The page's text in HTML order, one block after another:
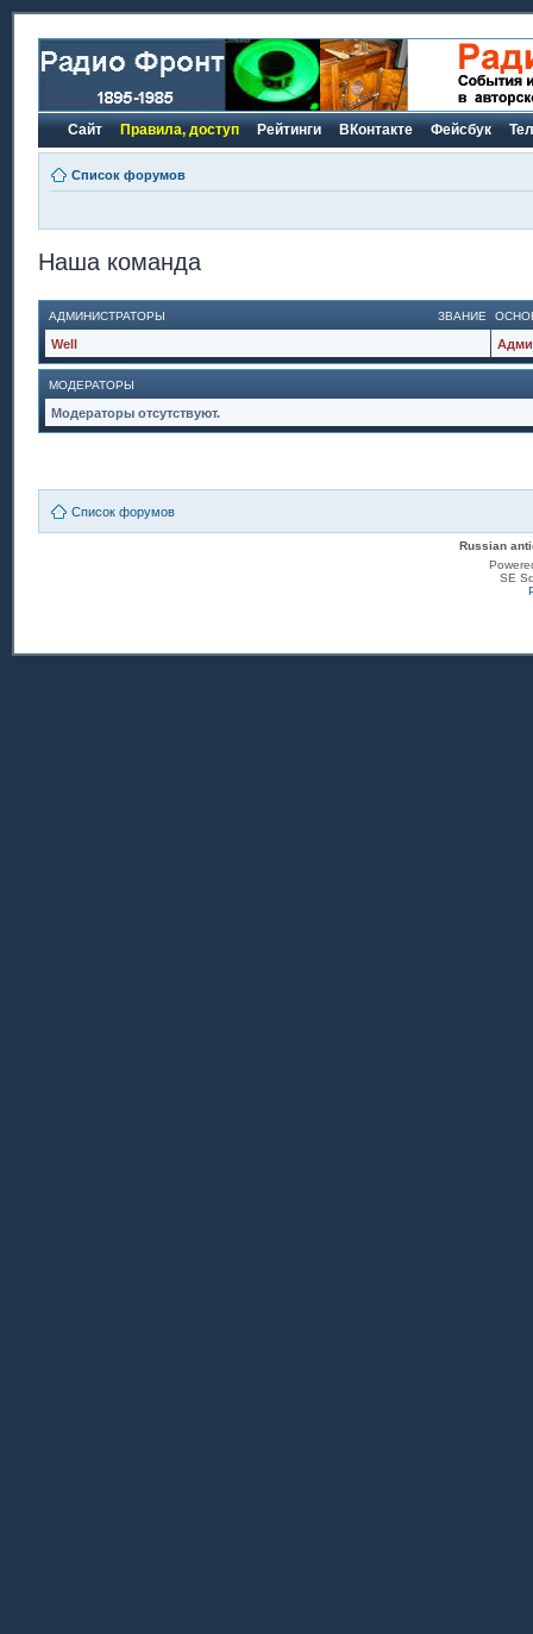
Сайт Правила, доступ Рейтинги ВКонтакте Фейсбук
Список форумов
Наша команда
ЗВАНИЕ
АДМИНИСТРАТОРЫ
Well
МОДЕРАТОРЫ
Модераторы отсутствуют.
Список форумов
Russian
SE